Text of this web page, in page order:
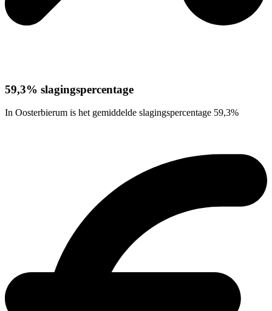
59,3% slagingspercentage
In Oosterbierum is het gemiddelde slagingspercentage 59,3%